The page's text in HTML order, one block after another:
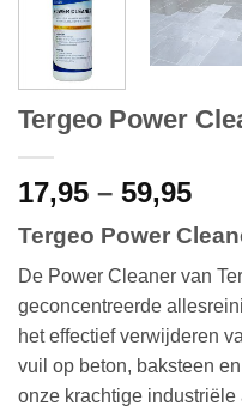
Tergeo Power
17,95 – 59,95
Tergeo Power
De Power Cleaner van
geconcentreerde
het effectief verwijderen
vuil op beton, baksteen
onze krachtige